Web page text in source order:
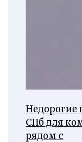
Недорогие
СПб для
рядом с